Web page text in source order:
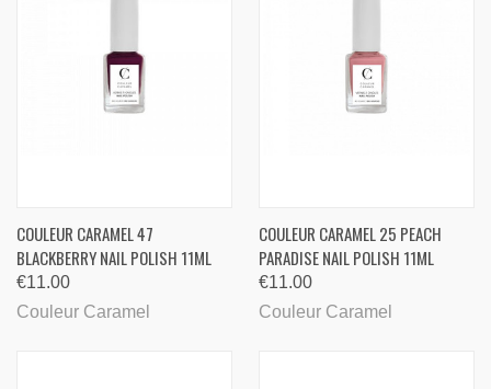
COULEUR CARAMEL 47
BLACKBERRY NAIL POLISH 11ML
€11.00
Couleur Caramel
COULEUR CARAMEL 25 PEACH
PARADISE NAIL POLISH 11ML
€11.00
Couleur Caramel